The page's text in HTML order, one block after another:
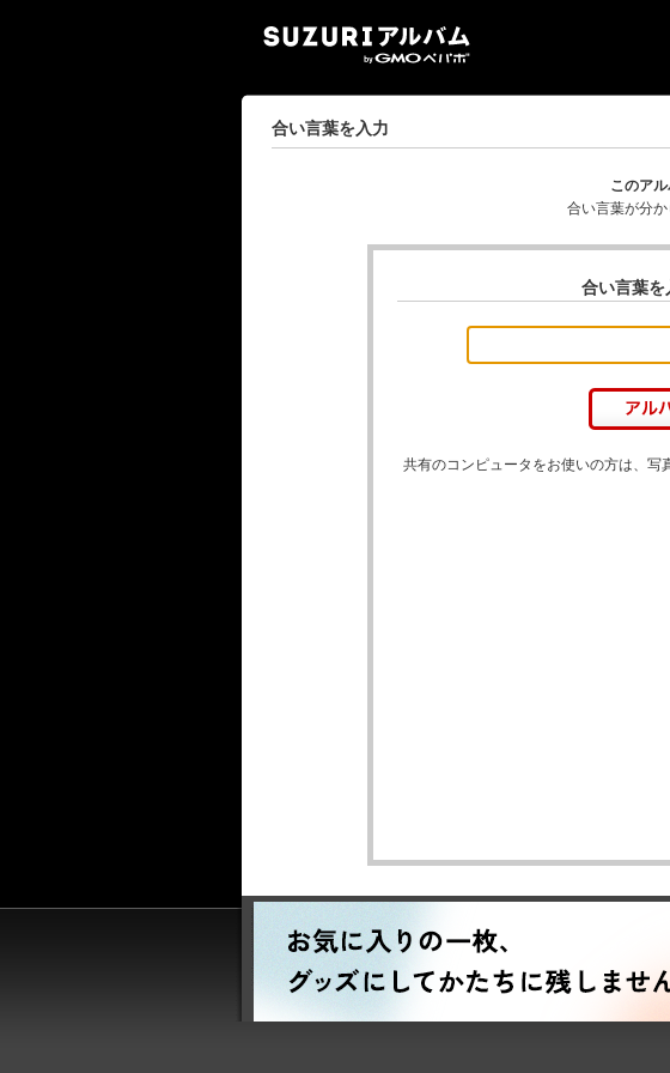
合い言葉を入力
このア
合い言葉が分
合い言葉を
共有のコンピュータをお使いの方は、写